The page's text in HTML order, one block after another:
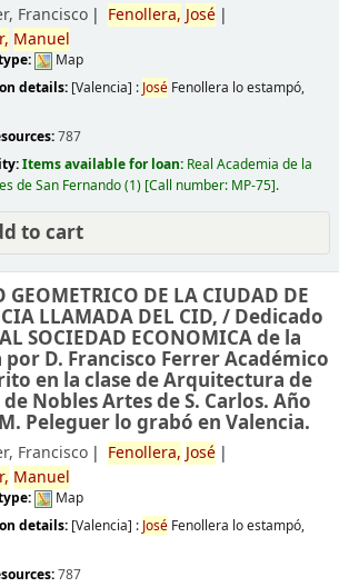
Francisco Fenollera, José
Manuel
Map
details: [Valencia] : JoséFenollera lo estampó,
787
Items available for loan: Real Academia de la
de San Fernando(1) Call number: MP-75 .
to cart
GEOMETRICO DE LA CIUDAD DE
LLAMADA DEL CID, / Dedicado
SOCIEDAD ECONOMICA de la
por D. Francisco Ferrer Académico
en la clase de Arquitectura de
de Nobles Artes de S. Carlos. Año
Peleguer lo grabó en Valencia.
Francisco Fenollera, José
Manuel
Map
details: [Valencia] : JoséFenollera lo estampó,
787